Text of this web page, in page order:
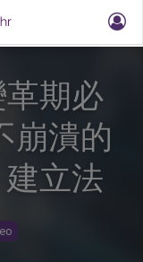
革期必
崩潰的
建立法